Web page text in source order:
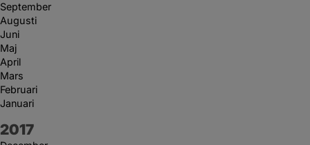
September
Augusti
Juni
Maj
April
Mars
Februari
Januari
År:
2017